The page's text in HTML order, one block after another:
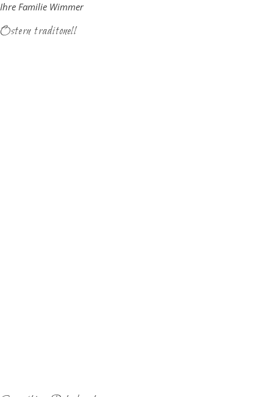
Ihre Familie Wimmer
Ostern traditonell